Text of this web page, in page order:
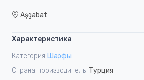
Aşgabat
Характеристика
Категория Шарфы
Страна производитель: Турция